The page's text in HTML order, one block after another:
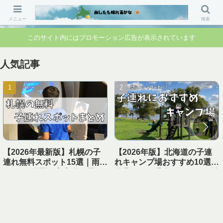
「行ってよかった」「準備して正解」 家族のお出かけ前の“不安”を“安心”に変
えるブログです。
このサイト内にはプロモーション広告が表示されています
人気記事
【2026年最新版】札幌の子
連れ無料スポット15選｜雨の
【2026年版】北海道の子連
れキャンプ場おすすめ10選｜
メニュー 検索